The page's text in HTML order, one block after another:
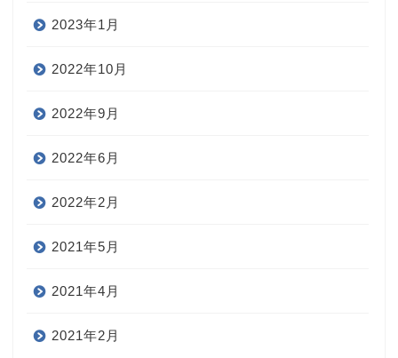
2023年1月
2022年10月
2022年9月
2022年6月
2022年2月
2021年5月
2021年4月
2021年2月